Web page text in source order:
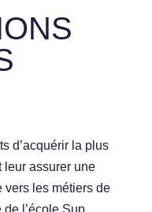
d’acquérir la plus
leur assurer une
vers les métiers de
de l’école Sup